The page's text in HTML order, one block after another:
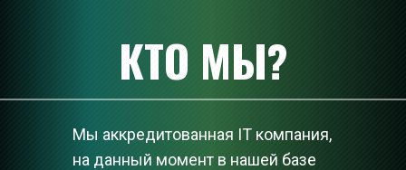
Мы аккредитованная IT компания,
на данный момент в нашей базе
КТО МЫ?